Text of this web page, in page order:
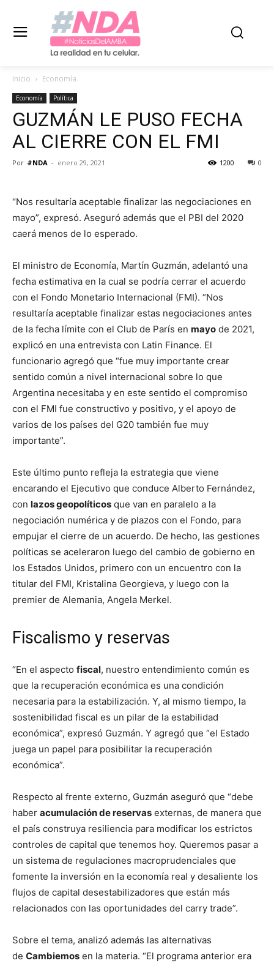
Inicio Economía
Economía Política
GUZMÁN LE PUSO FECHA
AL CIERRE CON EL FMI
Por #NDA - enero 29, 2021 0
1200
“Nos resultaría aceptable finalizar las negociaciones en
mayo”, expresó. Aseguró además que el PBI del 2020
caerá menos de lo esperado.
El ministro de Economía, Martín Guzmán, adelantó una
fecha estimativa en la cual se podría cerrar el acuerdo
con el Fondo Monetario Internacional (FMI). “Nos
resultaría aceptable finalizar estas negociaciones antes
de la fecha límite con el Club de París en mayo de 2021,
explicó en una entrevista con Latin Finance. El
funcionario agregó que “fue muy importante crear
sentido común a nivel internacional sobre lo que
Argentina necesitaba y en este sentido el compromiso
con el FMI fue constructivo y positivo, y el apoyo de
varios de los países del G20 también fue muy
importante”.
Este último punto refleja la estrategia que viene
encarando el Ejecutivo que conduce Alberto Fernández,
con lazos geopolíticos que van en paralelo a la
negociación numérica y de plazos con el Fondo, para
empujar el cierre de un acuerdo. De hecho, las gestiones
políticas se aceleraron luego del cambio de gobierno en
los Estados Unidos, primero con un encuentro con la
titular del FMI, Kristalina Georgieva, y luego con la
premier de Alemania, Angela Merkel.
Fiscalismo y reservas
“En el aspecto fiscal, nuestro entendimiento común es
que la recuperación económica es una condición
necesaria para la estabilización. Y, al mismo tiempo, la
sostenibilidad fiscal es un pilar de la estabilidad
económica”, expresó Guzmán. Y agregó que “el Estado
juega un papel para posibilitar la recuperación
económica”.
Respecto al frente externo, Guzmán aseguró que “debe
haber acumulación de reservas externas, de manera que
el país construya resiliencia para modificar los estrictos
controles de capital que tenemos hoy. Queremos pasar a
un sistema de regulaciones macroprudenciales que
fomente la inversión en la economía real y desaliente los
flujos de capital desestabilizadores que están más
relacionados con las oportunidades del carry trade”.
Sobre el tema, analizó además las alternativas
de Cambiemos en la materia. “El programa anterior era